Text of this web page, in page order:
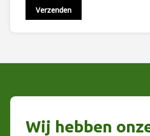
Wij hebben